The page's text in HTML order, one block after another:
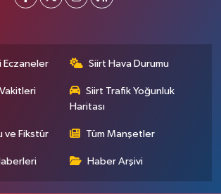
Eczaneler Siirt Hava Durumu
Siirt Trafik Yoğunluk
Haritası
ve Fikstür Tüm Manşetler
Haber Arşivi